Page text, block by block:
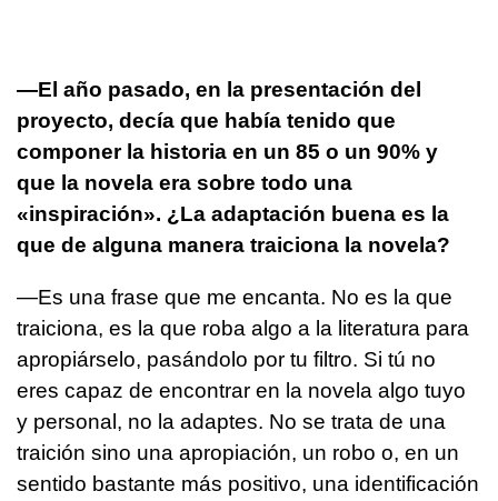
—El año pasado, en la presentación del
proyecto, decía que había tenido que
componer la historia en un 85 o un 90% y
que la novela era sobre todo una
«inspiración». ¿La adaptación buena es la
que de alguna manera traiciona la novela?
—Es una frase que me encanta. No es la que
traiciona, es la que roba algo a la literatura para
apropiárselo, pasándolo por tu filtro. Si tú no
eres capaz de encontrar en la novela algo tuyo
y personal, no la adaptes. No se trata de una
traición sino una apropiación, un robo o, en un
sentido bastante más positivo, una identificación